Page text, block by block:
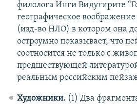
филолога Инги Видугирите
географическое
(изд-во НЛО) в котором она
остроумно показывает, что
соотносится не только с
предшествующей
реальным российским
Художники. (1) Два